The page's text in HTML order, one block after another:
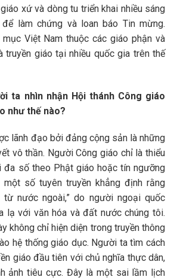
xứ và dòng tu triển khai nhiều sáng
làm chứng và loan báo Tin mừng.
mục Việt Nam thuộc các giáo phận và
truyền giáo tại nhiều quốc gia trên thế
ta nhìn nhận Hội thánh Công giáo
như thế nào?
lãnh đạo bởi đảng cộng sản là những
vô thần. Người Công giáo chỉ là thiểu
đa số theo Phật giáo hoặc tín ngưỡng
một số tuyên truyền khẳng định rằng
từ nước ngoài,” do người ngoại quốc
lạ với văn hóa và đất nước chúng tôi.
không chỉ hiện diện trong truyền thông
hệ thống giáo dục. Người ta tìm cách
giáo đầu tiên với chủ nghĩa thực dân,
ảnh tiêu cực. Đây là một sai lầm lịch